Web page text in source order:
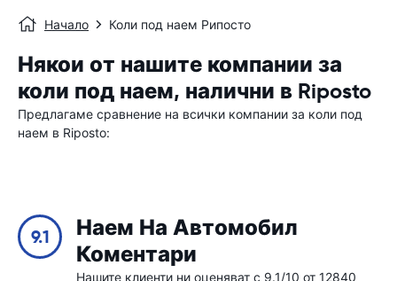
Начало Коли под наем Рипосто
Някои от нашите компании за
коли под наем, налични в Riposto
Предлагаме сравнение на всички компании за коли под
наем в Riposto:
9.1
Наем На Автомобил
Коментари
Нашите клиенти ни оценяват с 9.1/10 от 12840